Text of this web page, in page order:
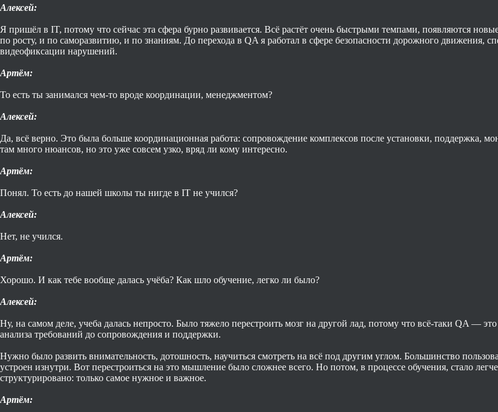
Алексей:
Я пришёл в IT, потому что сейчас эта сфера бурно развивается. Всё растёт очень быстрыми темпами, появляются
по росту, и по саморазвитию, и по знаниям. До перехода в QA я работал в сфере безопасности дорожного движения,
видеофиксации нарушений.
Артём:
То есть ты занимался чем-то вроде координации, менеджментом?
Алексей:
Да, всё верно. Это была больше координационная работа: сопровождение комплексов после установки, поддержка,
там много нюансов, но это уже совсем узко, вряд ли кому интересно.
Артём:
Понял. То есть до нашей школы ты нигде в IT не учился?
Алексей:
Нет, не учился.
Артём:
Хорошо. И как тебе вообще далась учёба? Как шло обучение, легко ли было?
Алексей:
Ну, на самом деле, учеба далась непросто. Было тяжело перестроить мозг на другой лад, потому что всё-таки QA —
анализа требований до сопровождения и поддержки.
Нужно было развить внимательность, дотошность, научиться смотреть на всё под другим углом. Большинство
устроен изнутри. Вот перестроиться на это мышление было сложнее всего. Но потом, в процессе обучения, стало
структурировано: только самое нужное и важное.
Артём: